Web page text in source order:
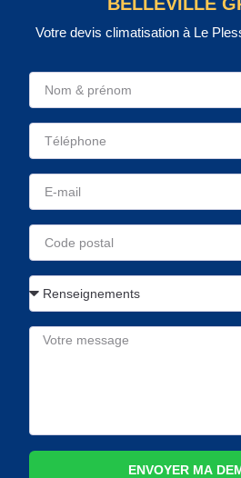
Votre devis climatisation à Le
ENVOYER MA